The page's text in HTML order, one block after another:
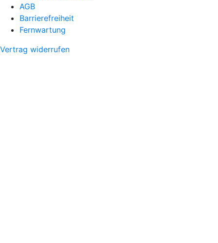
AGB
Barrierefreiheit
Fernwartung
Vertrag widerrufen